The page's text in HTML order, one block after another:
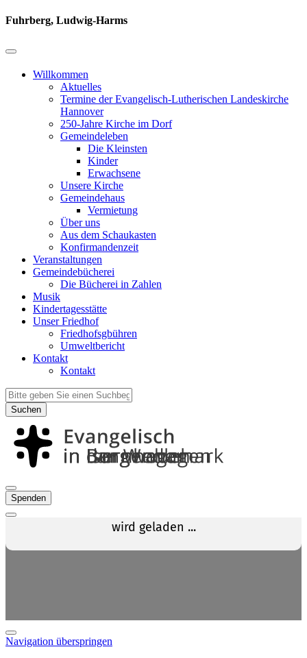
Fuhrberg, Ludwig-Harms
Willkommen
Aktuelles
Termine der Evangelisch-Lutherischen Landeskirche
Hannover
250-Jahre Kirche im Dorf
Gemeindeleben
Die Kleinsten
Kinder
Erwachsene
Unsere Kirche
Gemeindehaus
Vermietung
Über uns
Aus dem Schaukasten
Konfirmandenzeit
Veranstaltungen
Gemeindebücherei
Die Bücherei in Zahlen
Musik
Kindertagesstätte
Unser Friedhof
Friedhofsgbühren
Umweltbericht
Kontakt
Kontakt
Suchen
Spenden
Navigation überspringen